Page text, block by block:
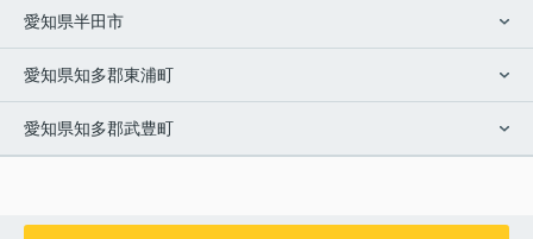
愛知県半田市
愛知県知多郡東浦町
愛知県知多郡武豊町